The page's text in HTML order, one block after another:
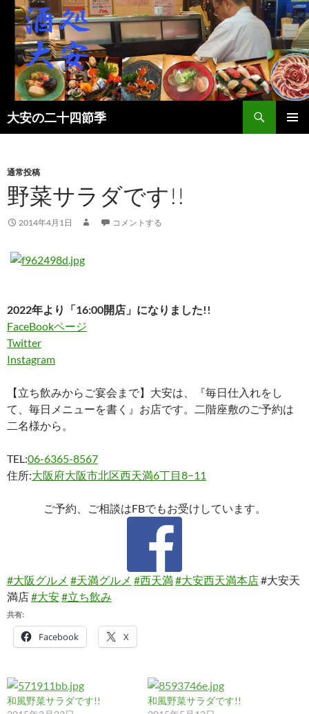
大安の二十四節季
検
索
ン
ツ
へ
キ
プ
通常投稿
野菜サラダです!!
2014年4月1日 コメントする
2022年より「16:00開店」になりました!!
FaceBookページ
Twitter
Instagram
【立ち飲みからご宴会まで】大安は、『毎日仕入れをし
て、毎日メニューを書く』お店です。二階座敷のご予約は
二名様から。
TEL:06-6365-8567
住所:大阪府大阪市北区西天満6丁目8−11
ご予約、ご相談はFBでもお受けしています。
#大阪グルメ #天満グルメ #西天満#大安西天満本店#大安天
満店#大安#立ち飲み
共有:
Facebook X
和風野菜サラダです!!
和風野菜サラダです!!